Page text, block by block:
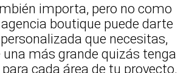
importa, pero no como
boutique puede darte
que necesitas,
más grande quizás tenga
cada área de tu proyecto.